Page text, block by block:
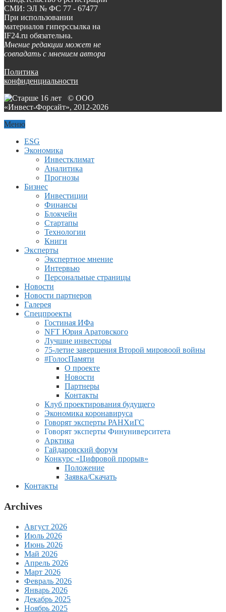
СМИ: ЭЛ № ФС 77 - 67477
При использовании
материалов гиперссылка на
IF24.ru обязательна.
Мнение редакции может не
совпадать с мнением автора
Политика
конфиденциальности
© ООО
«Инвест-Форсайт», 2012-2026
Меню
ESG
Экономика
Инвестклимат
Аналитика
Прогнозы
Бизнес
Инвестиции
Финансы
Блокчейн
Стартапы
Технологии
Книги
Эксперты
Экспертное мнение
Интервью
Персональные страницы
Новости
Новости партнеров
Галерея
Спецпроекты
Гостиная ИФа
NFT Юрия Аратовского
Лучшие инвесторы
75-летие завершения Второй мировоой войны
#ГолосПамяти
О проекте
Новости
Партнеры
Контакты
Клуб проектирования будущего
Экономика коронавируса
Говорят эксперты РАНХиГС
Говорят эксперты Финуниверситета
Арктика
Гайдаровский форум
Конкурс «Цифровой прорыв»
Положение
Заявка/Скачать
Контакты
Archives
Август 2026
Июль 2026
Июнь 2026
Май 2026
Апрель 2026
Март 2026
Февраль 2026
Январь 2026
Декабрь 2025
Ноябрь 2025